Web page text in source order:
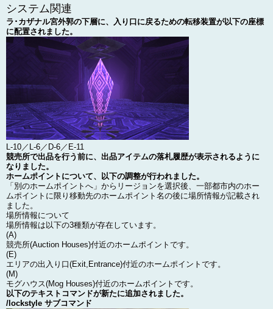
システム関連
ラ･カザナル宮外郭の下層に、入り口に戻るための転移装置が以下の座標
に配置されました。
L-10／L-6／D-6／E-11
競売所で出品を行う前に、出品アイテムの落札履歴が表示されるように
なりました。
ホームポイントについて、以下の調整が行われました。
「別のホームポイントへ」からリージョンを選択後、一部都市内のホー
ムポイントに限り移動先のホームポイント名の後に場所情報が記載され
ました。
場所情報について
場所情報は以下の3種類が存在しています。
(A)
競売所(Auction Houses)付近のホームポイントです。
(E)
エリアの出入り口(Exit,Entrance)付近のホームポイントです。
(M)
モグハウス(Mog Houses)付近のホームポイントです。
以下のテキストコマンドが新たに追加されました。
/lockstyle サブコマンド